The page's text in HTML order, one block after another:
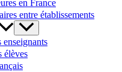
en France
entre établissements
enseignants
élèves